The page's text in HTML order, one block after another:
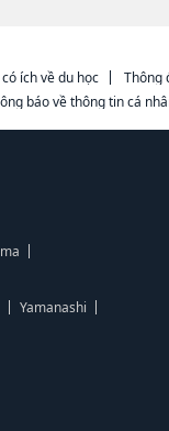
ích về du học Thông
báo về thông tin cá
Yamanashi